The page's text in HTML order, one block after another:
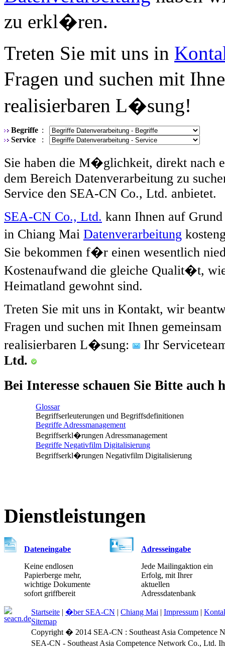
zu erkl�ren.
Treten Sie mit uns in
Fragen und suchen mit
realisierbaren L�sung!
Begriffe :
Service
:
Sie haben die M�glichkeit, direkt nach
dem Bereich Datenverarbeitung zu
Service den SEA-CN Co., Ltd. anbietet.
SEA-CN Co., Ltd. kann Ihnen auf
in Chiang Mai Datenverarbeitung
Sie bekommen f�r einen wesentlich
Kostenaufwand die gleiche Qualit�t,
Heimatland gewohnt sind.
Treten Sie mit uns in Kontakt, wir
Fragen und suchen mit Ihnen
realisierbaren L�sung:
Ihr
Ltd.
Bei Interesse schauen Sie Bitte auch
Glossar
Begriffserleuterungen und Begriffsdefinitionen
Begriffe Adressmanagement
Begriffserkl�rungen Adressmanagement
Begriffe Negativfilm Digitalisierung
Begriffserkl�rungen Negativfilm Digitalisierung
Dienstleistungen
Dateneingabe
Keine endlosen
Papierberge mehr,
wichtige Dokumente
sofort griffbereit
Adresseingabe
Jede Mailingaktion ein
Erfolg, mit Ihrer
aktuellen
Adressdatenbank
Startseite | �ber SEA-CN | Chiang Mai | Impressum |
Sitemap
Copyright � 2014 SEA-CN : Southeast Asia Competence
SEA-CN - Southeast Asia Competence Network Co., Ltd.